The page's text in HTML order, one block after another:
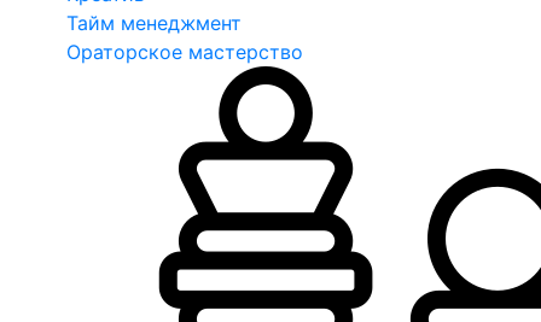
Тайм менеджмент
Ораторское мастерство